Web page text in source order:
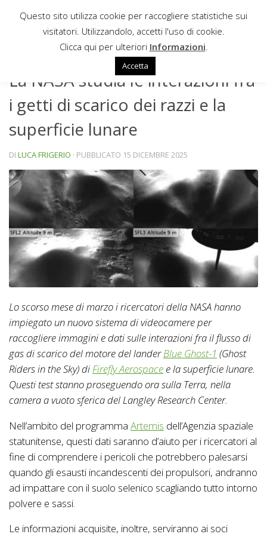
Sotto il contenuto
La NASA studia le interazioni fra
i getti di scarico dei razzi e la
superficie lunare
DI LUCA FRIGERIO · PUBBLICATO 15 DICEMBRE 2025
Lo scorso mese di marzo i ricercatori della NASA hanno
impiegato un nuovo sistema di videocamere per
raccogliere immagini e dati sulle interazioni fra il flusso di
gas di scarico del motore del landerBlue Ghost-1 (Ghost
Riders in the Sky) diFirefly Aerospace e la superficie lunare.
Questi test stanno proseguendo ora sulla Terra, nella
camera a vuoto sferica del Langley Research Center.
Nell’ambito del programma Artemis dell’Agenzia spaziale
statunitense, questi dati saranno d’aiuto per i ricercatori al
fine di comprendere i pericoli che potrebbero palesarsi
quando gli esausti incandescenti dei propulsori, andranno
ad impattare con il suolo selenico scagliando tutto intorno
polvere e sassi.
Le informazioni acquisite, inoltre, serviranno ai soci
Questo sito utilizza cookie per raccogliere statistiche sui
visitatori. Utilizzandolo, accetti l'uso di cookie.
Clicca qui per ulteriori Informazioni
Accetta